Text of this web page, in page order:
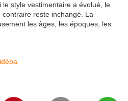
style vestimentaire a évolué, le
reste inchangé. La
les âges, les époques, les